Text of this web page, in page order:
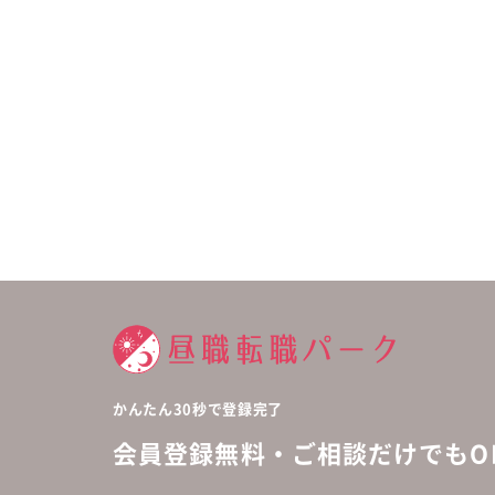
かんたん30秒で登録完了
会員登録無料・ご相談だけでも